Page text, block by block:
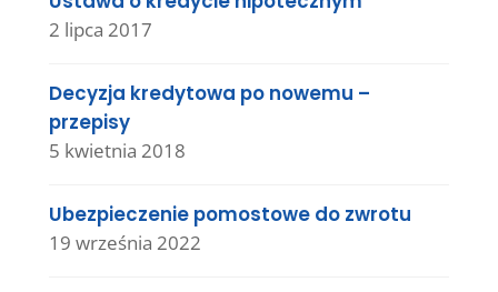
2 lipca 2017
Decyzja kredytowa po nowemu –
przepisy
5 kwietnia 2018
Ubezpieczenie pomostowe do zwrotu
19 września 2022